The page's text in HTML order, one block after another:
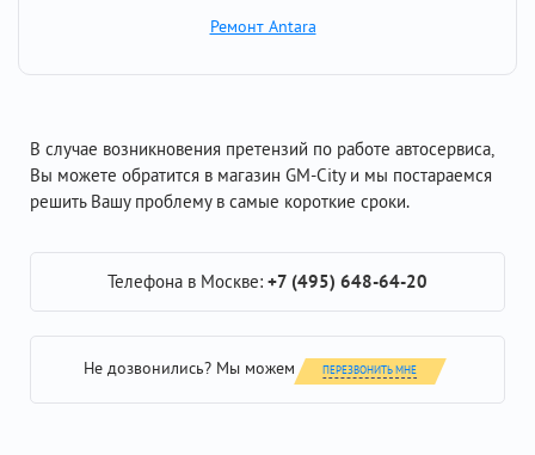
Ремонт Antara
В случае возникновения претензий по работе автосервиса,
Вы можете обратится в магазин GM-City и мы постараемся
решить Вашу проблему в самые короткие сроки.
Телефона в Москве: +7 (495) 648-64-20
Не дозвонились? Мы можем ПЕРЕЗВОНИТЬ МНЕ